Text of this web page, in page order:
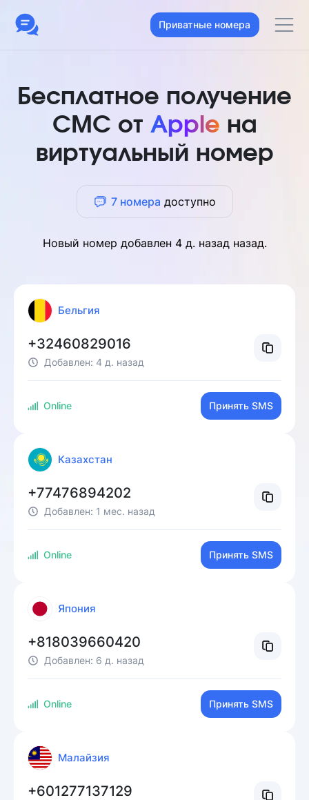
Приватные номера
Бесплатное получение
СМС от Apple на
виртуальный номер
7 номера доступно
Новый номер добавлен 4 д. назадназад.
Бельгия
+32460829016
Добавлен: 4 д. назад
Online Принять SMS
Казахстан
+77476894202
Добавлен: 1 мес. назад
Online Принять SMS
Япония
+818039660420
Добавлен: 6 д. назад
Online Принять SMS
Малайзия
+601277137129